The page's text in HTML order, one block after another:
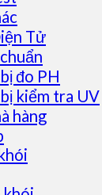
Tử
đo PH
kiểm tra UV
hàng